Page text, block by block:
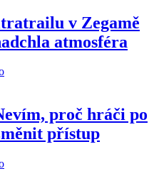
v Zegamě
atmosféra
proč hráči po
přístup